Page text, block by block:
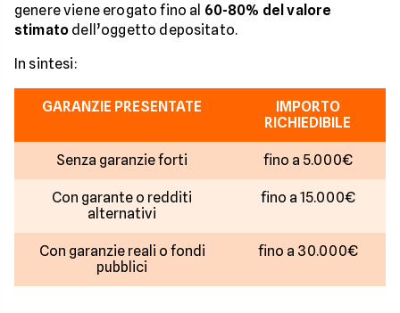
genere viene erogato fino al 60-80% del valore
stimato dell’oggetto depositato.
In sintesi:
GARANZIE PRESENTATE
IMPORTO
RICHIEDIBILE
Senza garanzie forti fino a 5.000€
Con garante o redditi
alternativi
fino a 15.000€
Con garanzie reali o fondi
pubblici
fino a 30.000€